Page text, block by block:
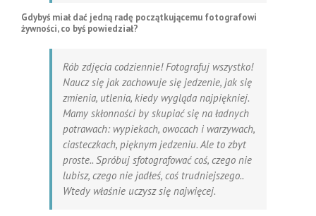
Gdybyś miał dać jedną radę początkującemu fotografowi
żywności, co byś powiedział?
Rób zdjęcia codziennie! Fotografuj wszystko!
Naucz się jak zachowuje się jedzenie, jak się
zmienia, utlenia, kiedy wygląda najpiękniej.
Mamy skłonności by skupiać się na ładnych
potrawach: wypiekach, owocach i warzywach,
ciasteczkach, pięknym jedzeniu. Ale to zbyt
proste.. Spróbuj sfotografować coś, czego nie
lubisz, czego nie jadłeś, coś trudniejszego..
Wtedy właśnie uczysz się najwięcej.